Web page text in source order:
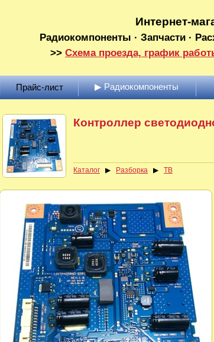
Интернет-
Радиокомпоненты · Запчасти ·
>> Схема проезда, график
Прайс-лист ▶ Радиокомпоненты
Контроллер
Каталог ▶ Разборка ▶ ТВ